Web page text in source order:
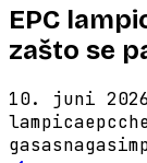
EPC
zašto se
10. juni
lampicaepc
gasasnaga